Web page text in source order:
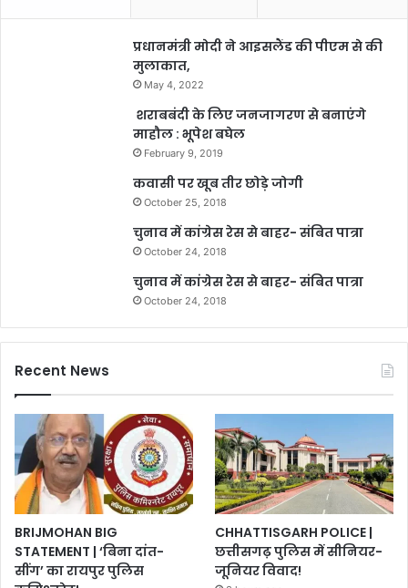
प्रधानमंत्री मोदी ने आइसलैंड की पीएम से की
मुलाकात,
May 4, 2022
शराबबंदी के लिए जनजागरण से बनाएंगे
माहौल : भूपेश बघेल
February 9, 2019
कवासी पर खूब तीर छोड़े जोगी
October 25, 2018
चुनाव में कांग्रेस रेस से बाहर- संबित पात्रा
October 24, 2018
चुनाव में कांग्रेस रेस से बाहर- संबित पात्रा
October 24, 2018
Recent News
BRIJMOHAN BIG
STATEMENT | ‘बिना दांत-
सींग’ का रायपुर पुलिस
CHHATTISGARH POLICE |
छत्तीसगढ़ पुलिस में सीनियर-
जूनियर विवाद!